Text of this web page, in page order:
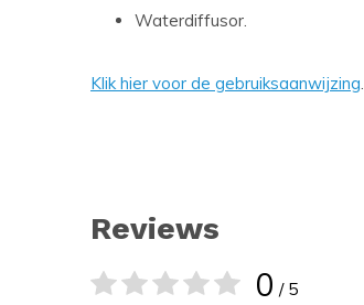
Waterdiffusor.
Klik hier voor de gebruiksaanwijzing.
Reviews
0 / 5